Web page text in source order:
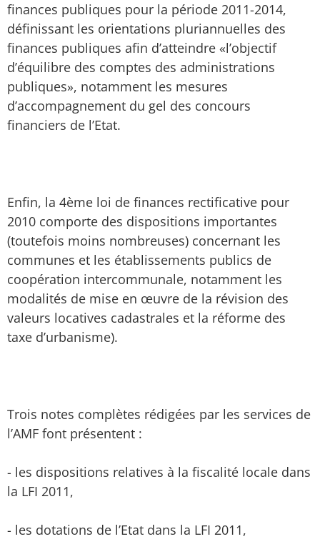
finances publiques pour la période 2011-2014,
définissant les orientations pluriannuelles des
finances publiques afin d’atteindre «l’objectif
d’équilibre des comptes des administrations
publiques», notamment les mesures
d’accompagnement du gel des concours
financiers de l’Etat.
Enfin, la 4ème loi de finances rectificative pour
2010 comporte des dispositions importantes
(toutefois moins nombreuses) concernant les
communes et les établissements publics de
coopération intercommunale, notamment les
modalités de mise en œuvre de la révision des
valeurs locatives cadastrales et la réforme des
taxe d’urbanisme).
Trois notes complètes rédigées par les services de
l’AMF font présentent :
- les dispositions relatives à la fiscalité locale dans
la LFI 2011,
- les dotations de l’Etat dans la LFI 2011,